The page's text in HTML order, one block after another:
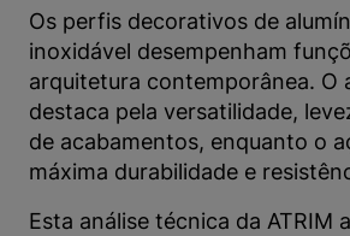
Os perfis decorativos de
inoxidável desempenham
arquitetura contemporânea. O
destaca pela versatilidade,
de acabamentos, enquanto o
máxima durabilidade e
Esta análise técnica da ATRIM